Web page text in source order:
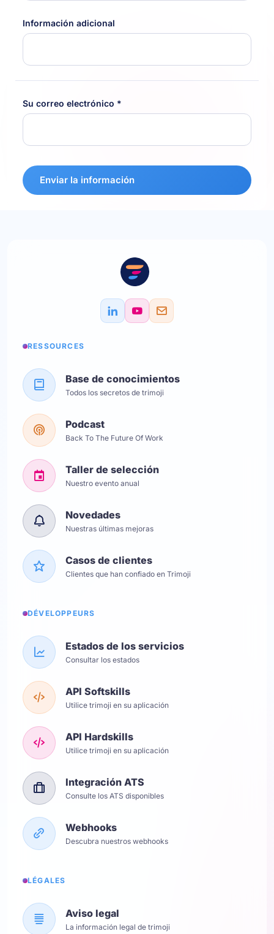
Información adicional
Su correo electrónico *
Enviar la información
RESSOURCES
Base de conocimientos
Todos los secretos de trimoji
Podcast
Back To The Future Of Work
Taller de selección
Nuestro evento anual
Novedades
Nuestras últimas mejoras
Casos de clientes
Clientes que han confiado en Trimoji
DÉVELOPPEURS
Estados de los servicios
Consultar los estados
API Softskills
Utilice trimoji en su aplicación
API Hardskills
Utilice trimoji en su aplicación
Integración ATS
Consulte los ATS disponibles
Webhooks
Descubra nuestros webhooks
LÉGALES
Aviso legal
La información legal de trimoji